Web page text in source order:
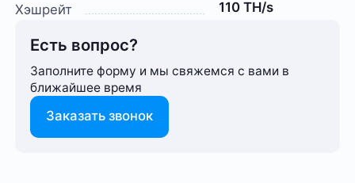
Хэшрейт
110 TH/s
Есть вопрос?
Заполните форму и мы свяжемся с вами в
ближайшее время
Заказать звонок